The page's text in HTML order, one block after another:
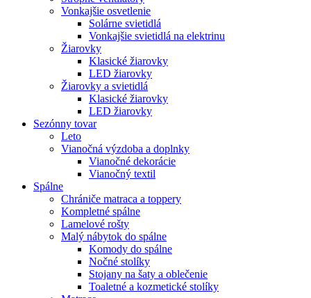
Vonkajšie osvetlenie
Solárne svietidlá
Vonkajšie svietidlá na elektrinu
Žiarovky
Klasické žiarovky
LED žiarovky
Žiarovky a svietidlá
Klasické žiarovky
LED žiarovky
Sezónny tovar
Leto
Vianočná výzdoba a doplnky
Vianočné dekorácie
Vianočný textil
Spálne
Chrániče matraca a toppery
Kompletné spálne
Lamelové rošty
Malý nábytok do spálne
Komody do spálne
Nočné stolíky
Stojany na šaty a oblečenie
Toaletné a kozmetické stolíky